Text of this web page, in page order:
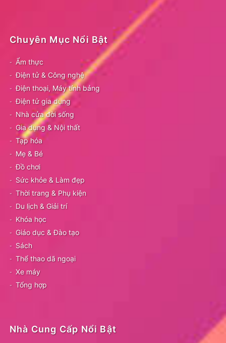
Chuyên Mục Nổi Bật
Ẩm thực
Điện tử & Công nghệ
Điện thoại, Máy tính bảng
Điện tử gia dụng
Nhà cửa đời sống
Gia dụng & Nội thất
Tạp hóa
Mẹ & Bé
Đồ chơi
Sức khỏe & Làm đẹp
Thời trang & Phụ kiện
Du lịch & Giải trí
Khóa học
Giáo dục & Đào tạo
Sách
Thể thao dã ngoại
Xe máy
Tổng hợp
Nhà Cung Cấp Nổi Bật